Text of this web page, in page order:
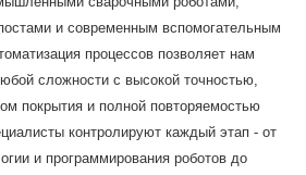
и современным вспомогательным
процессов позволяет нам
сложности с высокой точностью,
покрытия и полной повторяемостью
контролируют каждый этап - от
и программирования роботов до